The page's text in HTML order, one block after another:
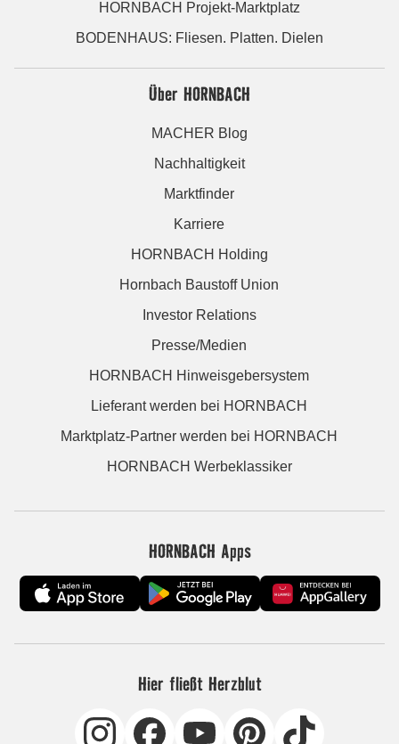
HORNBACH Projekt-Marktplatz
BODENHAUS: Fliesen. Platten. Dielen
Über HORNBACH
MACHER Blog
Nachhaltigkeit
Marktfinder
Karriere
HORNBACH Holding
Hornbach Baustoff Union
Investor Relations
Presse/Medien
HORNBACH Hinweisgebersystem
Lieferant werden bei HORNBACH
Marktplatz-Partner werden bei HORNBACH
HORNBACH Werbeklassiker
HORNBACH Apps
Hier fließt Herzblut